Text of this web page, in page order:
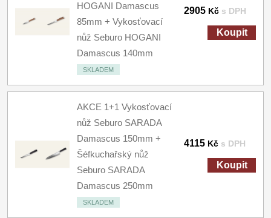
HOGANI Damascus
85mm + Vykosťovací
nůž Seburo HOGANI
Damascus 140mm
SKLADEM
2905 Kč s DPH
Koupit
AKCE 1+1 Vykosťovací
nůž Seburo SARADA
Damascus 150mm +
Šéfkuchařský nůž
Seburo SARADA
Damascus 250mm
SKLADEM
4115 Kč s DPH
Koupit